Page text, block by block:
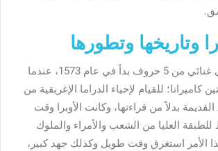
وتاريخها وتطورها
الأوبرا فن مسرحي غنائي من 5 حروف بدأ في عام 1573، عندما
كاميراتا؛ للقيام لإحياء الدراما الإغريقية من
بدلاً من قراءتها، وكانت الأوبرا وقت
العليا من الشعب والأمراء والملوك
الأمر استغرق وقت طويل وكذلك جهد كبير،